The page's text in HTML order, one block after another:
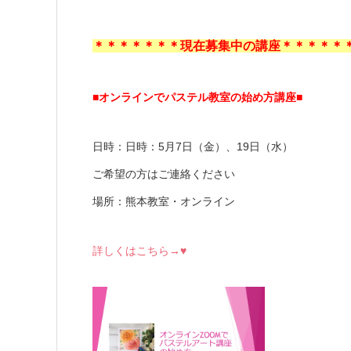
＊＊＊＊＊＊＊現在募集中の講座＊＊＊＊＊
■オンラインでパステル教室の始め方講座■
日時：日時：5月7日（金）、19日（水）
ご希望の方はご連絡ください
場所：熊本教室・オンライン
詳しくはこちら→♥